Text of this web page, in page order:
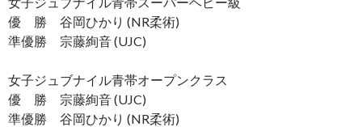
優 勝 谷岡ひかり (NR柔術)
準優勝 宗藤絢音 (UJC)
女子ジュブナイル青帯オープンクラス
優 勝 宗藤絢音 (UJC)
準優勝 谷岡ひかり (NR柔術)